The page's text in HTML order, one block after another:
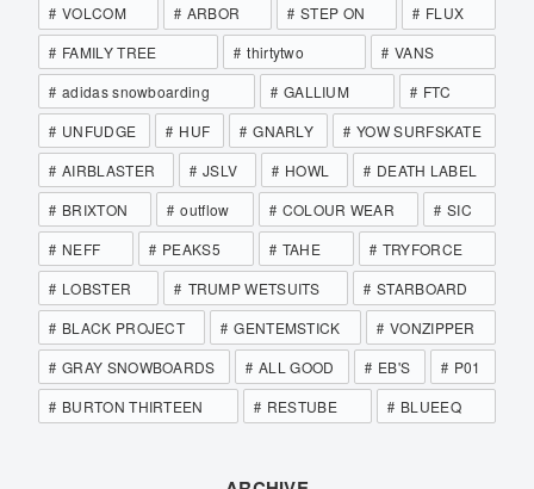
VOLCOM
ARBOR STEP ON
FLUX
FAMILY TREE
thirtytwo
VANS
adidas snowboarding
GALLIUM
FTC
UNFUDGE
HUF GNARLY
YOW SURFSKATE
AIRBLASTER
JSLV HOWL
DEATH LABEL
BRIXTON
outflow COLOUR WEAR
SIC
NEFF
PEAKS5 TAHE
TRYFORCE
LOBSTER
TRUMP WETSUITS
STARBOARD
BLACK PROJECT
GENTEMSTICK
VONZIPPER
GRAY SNOWBOARDS
ALL GOOD EB'S
P01
BURTON THIRTEEN
RESTUBE BLUEEQ